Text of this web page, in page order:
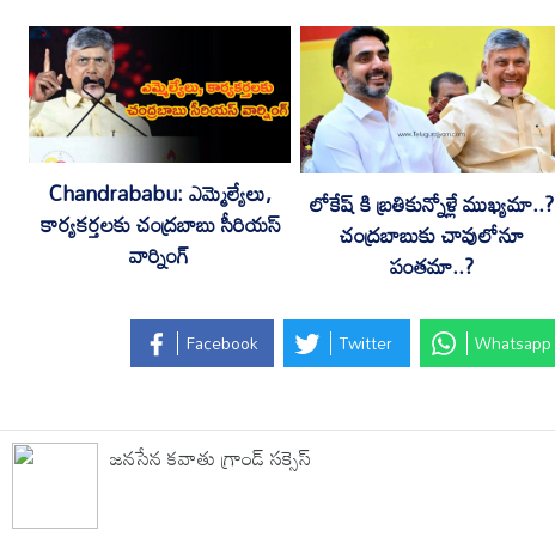
Chandrababu: ఎమ్మెల్యేలు,
కార్యకర్తలకు చంద్రబాబు సీరియస్
వార్నింగ్
లోకేష్ కి బ్రతికున్నోళ్లే ముఖ్యమా..?
చంద్రబాబుకు చావులోనూ
పంతమా..?
Facebook Twitter Whatsapp
జనసేన కవాతు గ్రాండ్ సక్సెస్